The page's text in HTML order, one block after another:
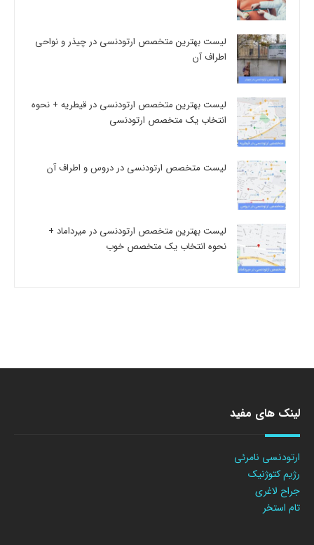
لیست بهترین متخصص ارتودنسی در چیذر و نواحی
اطراف آن
لیست بهترین متخصص ارتودنسی در قیطریه + نحوه
انتخاب یک متخصص ارتودنسی
لیست متخصص ارتودنسی در دروس و اطراف آن
لیست بهترین متخصص ارتودنسی در میرداماد +
نحوه انتخاب یک متخصص خوب
لینک های مفید
ارتودنسی نامرئی
رژیم کتوژنیک
جراح لاغری
تام استخر